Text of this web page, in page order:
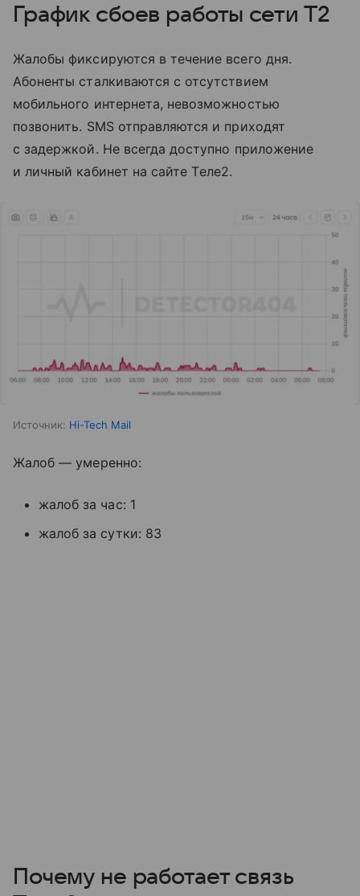
График сбоев работы сети T2
Жалобы фиксируются в течение всего дня.
Абоненты сталкиваются с отсутствием
мобильного интернета, невозможностью
позвонить. SMS отправляются и приходят
с задержкой. Не всегда доступно приложение
и личный кабинет на сайте Tеле2.
Источник: Hi-Tech Mail
Жалоб — умеренно:
жалоб за час: 1
жалоб за сутки: 83
Почему не работает связь